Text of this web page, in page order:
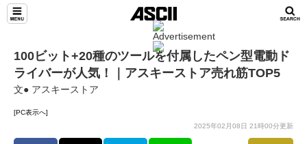
100ビット+20種のツールを付属したペン型電動ド
ライバーが人気！｜アスキーストア売れ筋TOP5
文● アスキーストア
[PC表示へ]
2025年02月08日 21時00分更新